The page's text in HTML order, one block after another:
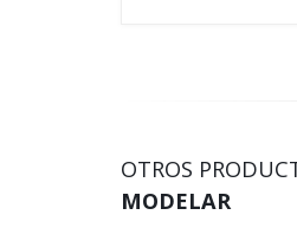
OTROS
MODELAR